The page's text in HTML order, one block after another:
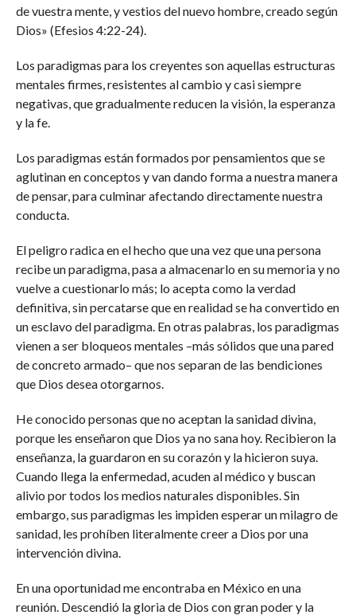
de vuestra mente, y vestios del nuevo hombre, creado según
Dios» (Efesios 4:22-24).
Los paradigmas para los creyentes son aquellas estructuras
mentales firmes, resistentes al cambio y casi siempre
negativas, que gradualmente reducen la visión, la esperanza
y la fe.
Los paradigmas están formados por pensamientos que se
aglutinan en conceptos y van dando forma a nuestra manera
de pensar, para culminar afectando directamente nuestra
conducta.
El peligro radica en el hecho que una vez que una persona
recibe un paradigma, pasa a almacenarlo en su memoria y no
vuelve a cuestionarlo más; lo acepta como la verdad
definitiva, sin percatarse que en realidad se ha convertido en
un esclavo del paradigma. En otras palabras, los paradigmas
vienen a ser bloqueos mentales –más sólidos que una pared
de concreto armado– que nos separan de las bendiciones
que Dios desea otorgarnos.
He conocido personas que no aceptan la sanidad divina,
porque les enseñaron que Dios ya no sana hoy. Recibieron la
enseñanza, la guardaron en su corazón y la hicieron suya.
Cuando llega la enfermedad, acuden al médico y buscan
alivio por todos los medios naturales disponibles. Sin
embargo, sus paradigmas les impiden esperar un milagro de
sanidad, les prohíben literalmente creer a Dios por una
intervención divina.
En una oportunidad me encontraba en México en una
reunión. Descendió la gloria de Dios con gran poder y la